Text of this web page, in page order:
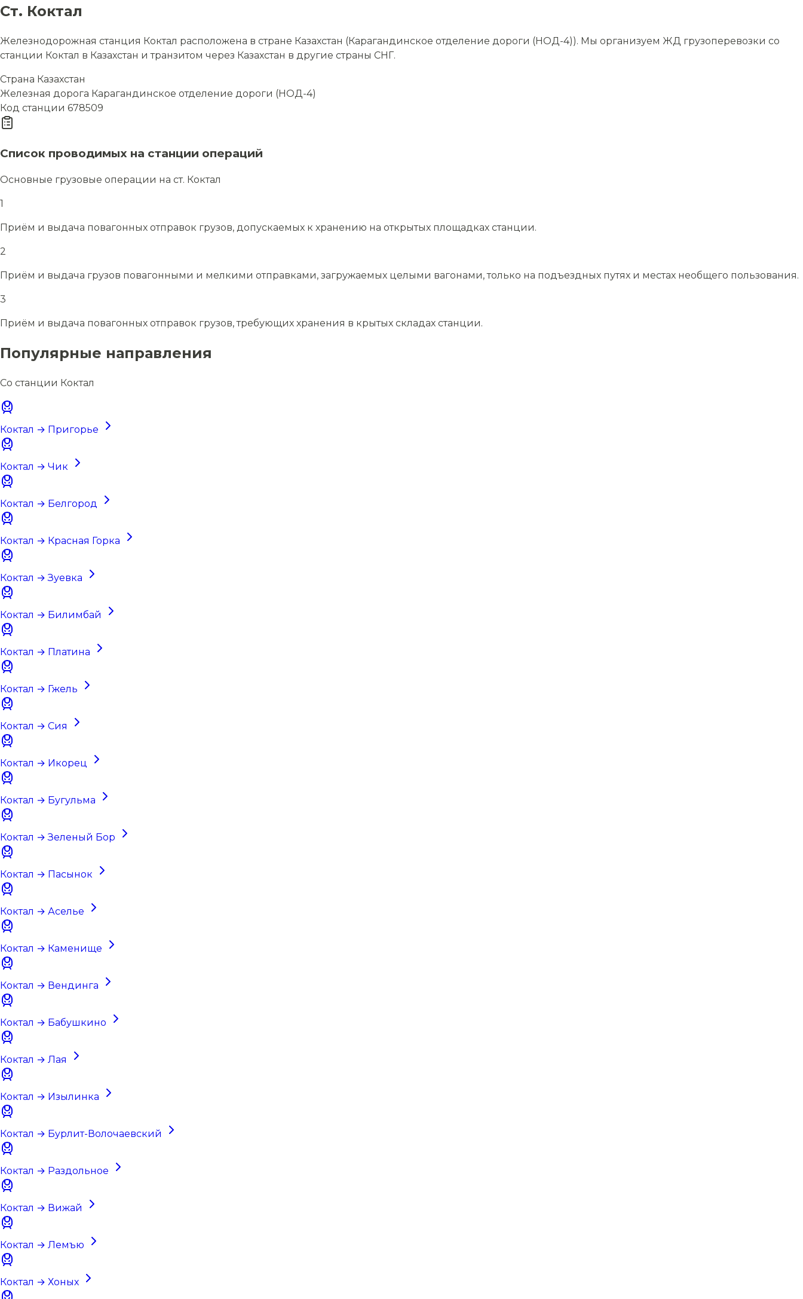
Ст. Коктал
Железнодорожная станция Коктал расположена в стране Казахстан (Карагандинское отделение дороги (НОД-4)). Мы организуем ЖД грузоперевозки со
станции Коктал в Казахстан и транзитом через Казахстан в другие страны СНГ.
Страна Казахстан
Железная дорога Карагандинское отделение дороги (НОД-4)
Код станции 678509
Список проводимых на станции операций
Основные грузовые операции на ст. Коктал
1
Приём и выдача повагонных отправок грузов, допускаемых к хранению на открытых площадках станции.
2
Приём и выдача грузов повагонными и мелкими отправками, загружаемых целыми вагонами, только на подъездных путях и местах необщего пользования.
3
Приём и выдача повагонных отправок грузов, требующих хранения в крытых складах станции.
Популярные направления
Со станции Коктал
Коктал → Пригорье
Коктал → Чик
Коктал → Белгород
Коктал → Красная Горка
Коктал → Зуевка
Коктал → Билимбай
Коктал → Платина
Коктал → Гжель
Коктал → Сия
Коктал → Икорец
Коктал → Бугульма
Коктал → Зеленый Бор
Коктал → Пасынок
Коктал → Аселье
Коктал → Каменище
Коктал → Вендинга
Коктал → Бабушкино
Коктал → Лая
Коктал → Изылинка
Коктал → Бурлит-Волочаевский
Коктал → Раздольное
Коктал → Вижай
Коктал → Лемъю
Коктал → Хоных